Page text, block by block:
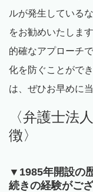
ルが発生している
をお勧めいたしま
的確なアプローチ
化を防ぐことがで
は、ぜひお早めに
〈弁護士法
徴〉
▼ 1985年開設の
続きの経験がご